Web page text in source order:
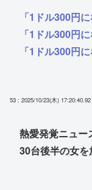
「1ドル300円
「1ドル300円
「1ドル300円
53 : 2025/10/23(木) 17:20:40.92
熱愛発覚ニュー
30台後半の女